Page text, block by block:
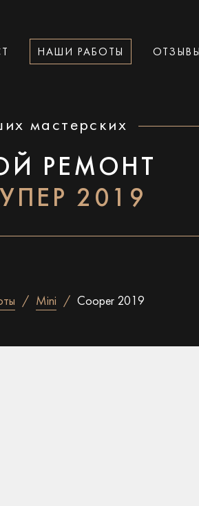
НАШИ РАБОТЫ ОТЗЫВЫ
мастерских
РЕМОНТ
2019
Mini Cooper 2019